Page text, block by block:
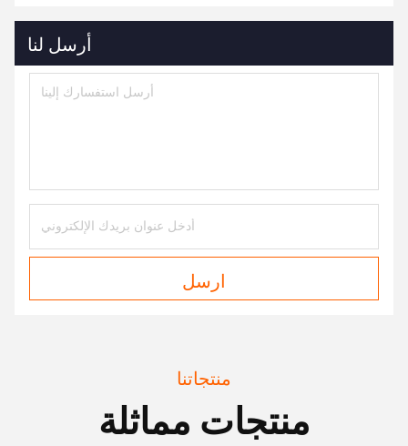
أرسل لنا
ارسل
منتجاتنا
منتجات مماثلة